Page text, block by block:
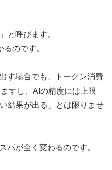
と呼びます。
のです。
す場合でも、トークン消費
すし、AIの精度には上限
結果が出る」とは限りませ
パが全く変わるのです。